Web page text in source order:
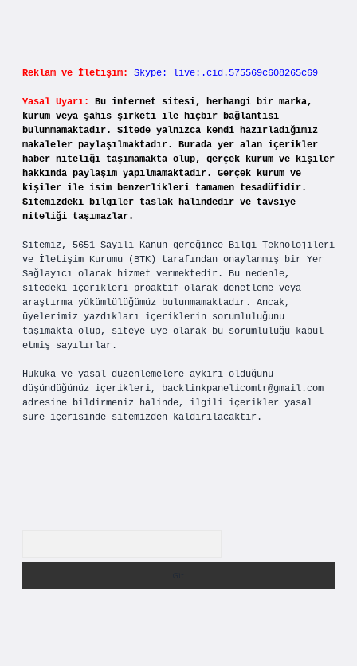
Reklam ve İletişim: Skype: live:.cid.575569c608265c69
Yasal Uyarı:
Bu internet sitesi, herhangi bir marka,
kurum veya şahıs şirketi ile hiçbir bağlantısı
bulunmamaktadır. Sitede yalnızca kendi hazırladığımız
makaleler paylaşılmaktadır. Burada yer alan içerikler
haber niteliği taşımamakta olup, gerçek kurum ve kişiler
hakkında paylaşım yapılmamaktadır. Gerçek kurum ve
kişiler ile isim benzerlikleri tamamen tesadüfidir.
Sitemizdeki bilgiler taslak halindedir ve tavsiye
niteliği taşımazlar.
Sitemiz, 5651 Sayılı Kanun gereğince Bilgi Teknolojileri
ve İletişim Kurumu (BTK) tarafından onaylanmış bir Yer
Sağlayıcı olarak hizmet vermektedir. Bu nedenle,
sitedeki içerikleri proaktif olarak denetleme veya
araştırma yükümlülüğümüz bulunmamaktadır. Ancak,
üyelerimiz yazdıkları içeriklerin sorumluluğunu
taşımakta olup, siteye üye olarak bu sorumluluğu kabul
etmiş sayılırlar.
Hukuka ve yasal düzenlemelere aykırı olduğunu
düşündüğünüz içerikleri, backlinkpanelicomtr@gmail.com
adresine bildirmeniz halinde, ilgili içerikler yasal
süre içerisinde sitemizden kaldırılacaktır.